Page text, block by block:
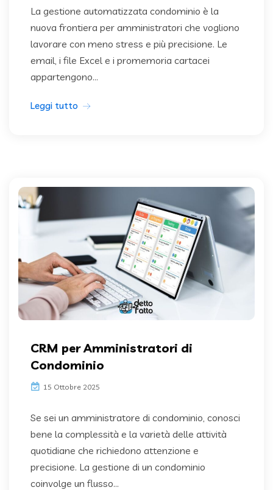
La gestione automatizzata condominio è la
nuova frontiera per amministratori che vogliono
lavorare con meno stress e più precisione. Le
email, i file Excel e i promemoria cartacei
appartengono...
Leggi tutto
CRM per Amministratori di
Condominio
15 Ottobre 2025
Se sei un amministratore di condominio, conosci
bene la complessità e la varietà delle attività
quotidiane che richiedono attenzione e
precisione. La gestione di un condominio
coinvolge un flusso...